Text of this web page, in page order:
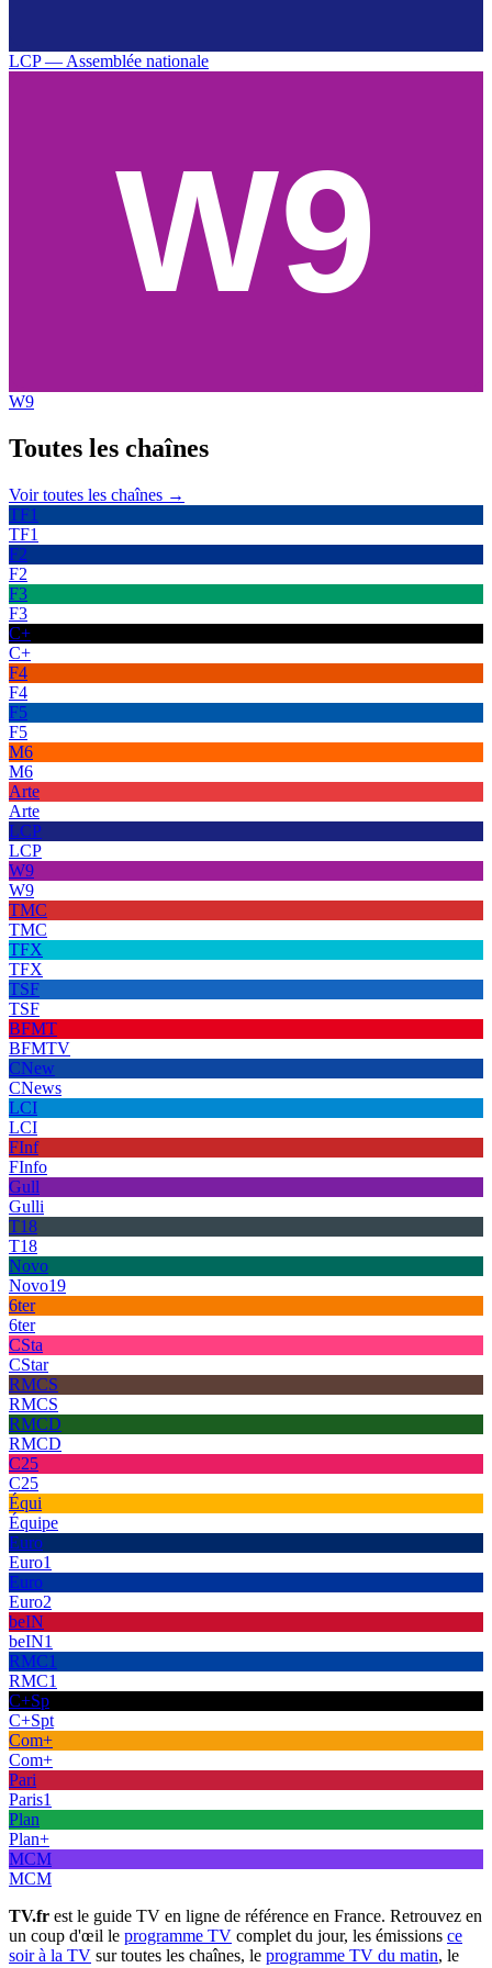
LCP — Assemblée nationale
W9
Toutes les chaînes
Voir toutes les chaînes →
TF1
TF1
F2
F2
F3
F3
C+
C+
F4
F4
F5
F5
M6
M6
Arte
Arte
LCP
LCP
W9
W9
TMC
TMC
TFX
TFX
TSF
TSF
BFMT
BFMTV
CNew
CNews
LCI
LCI
FInf
FInfo
Gull
Gulli
T18
T18
Novo
Novo19
6ter
6ter
CSta
CStar
RMCS
RMCS
RMCD
RMCD
C25
C25
Équi
Équipe
Euro
Euro1
Euro
Euro2
beIN
beIN1
RMC1
RMC1
C+Sp
C+Spt
Com+
Com+
Pari
Paris1
Plan
Plan+
MCM
MCM
TV.fr est le guide TV en ligne de référence en France. Retrouvez en
un coup d'œil le programme TV complet du jour, les émissions ce
soir à la TV sur toutes les chaînes, le programme TV du matin, le